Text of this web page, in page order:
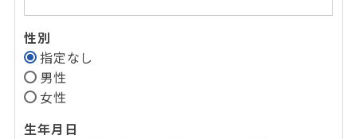
須)
性別
指定なし
男性
女性
生年月日